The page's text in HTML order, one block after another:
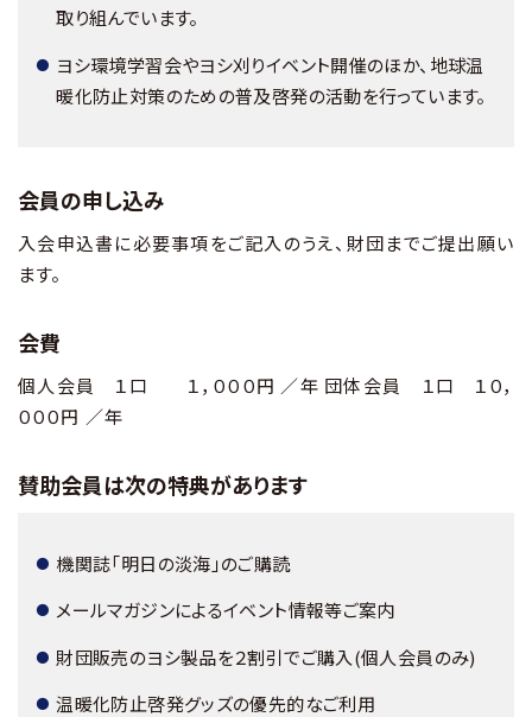
ohmikankyo
取り組んでいます。
ヨシ環境学習会やヨシ刈りイベント開催のほか、地球温
暖化防止対策のための普及啓発の活動を行っています。
会員の申し込み
入会申込書に必要事項をご記入のうえ、財団までご提出願い
ます。
会費
個人会員 １口 １，０００円 ／年 団体会員 １口 １０，
０００円 ／年
賛助会員は次の特典があります
機関誌「明日の淡海」のご購読
メールマガジンによるイベント情報等ご案内
財団販売のヨシ製品を２割引でご購入(個人会員のみ)
温暖化防止啓発グッズの優先的なご利用